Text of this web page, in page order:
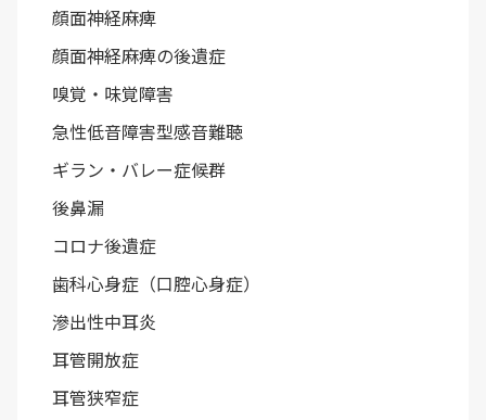
顔面神経麻痺
顔面神経麻痺の後遺症
嗅覚・味覚障害
急性低音障害型感音難聴
ギラン・バレー症候群
後鼻漏
コロナ後遺症
歯科心身症（口腔心身症）
滲出性中耳炎
耳管開放症
耳管狭窄症